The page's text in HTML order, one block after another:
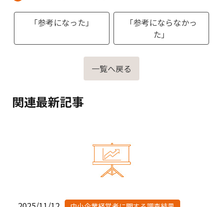
「参考になった」
「参考にならなかっ
た」
一覧へ戻る
関連最新記事